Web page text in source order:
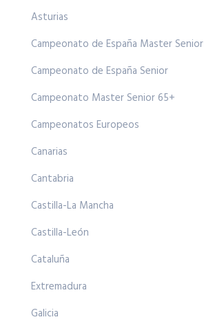
Asturias
Campeonato de España Master Senior
Campeonato de España Senior
Campeonato Master Senior 65+
Campeonatos Europeos
Canarias
Cantabria
Castilla-La Mancha
Castilla-León
Cataluña
Extremadura
Galicia